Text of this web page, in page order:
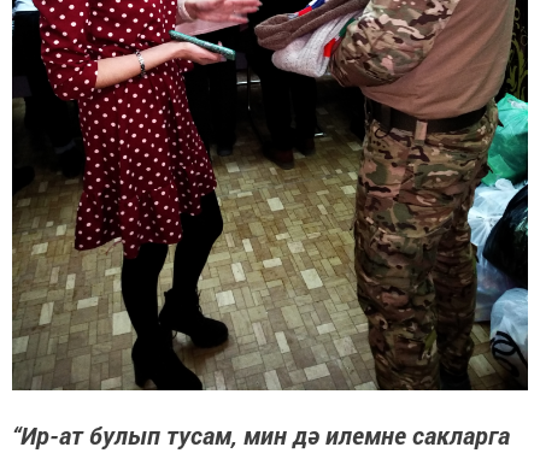
“Ир-ат булып тусам, мин дә илемне сакларга